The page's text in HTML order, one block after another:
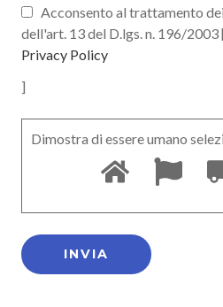
Acconsento al trattamento
dell'art. 13 del D.lgs. n. 196/2003
Privacy Policy
]
Dimostra di essere umano